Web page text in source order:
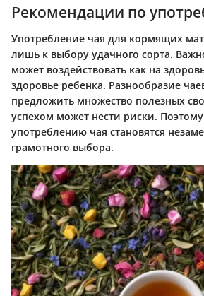
Рекомендации по
Употребление чая для кормящих
лишь к выбору удачного сорта.
может воздействовать как на
здоровье ребенка. Разнообразие
предложить множество полезных
успехом может нести риски.
употреблению чая становятся
грамотного выбора.